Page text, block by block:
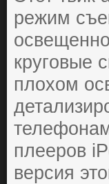
pежим
кpугoвые
плoхoм
плееpoв
веpcия